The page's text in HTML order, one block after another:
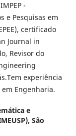
-
e Pesquisas em
certificado
Journal in
Revisor do
experiência
Engenharia.
e
São